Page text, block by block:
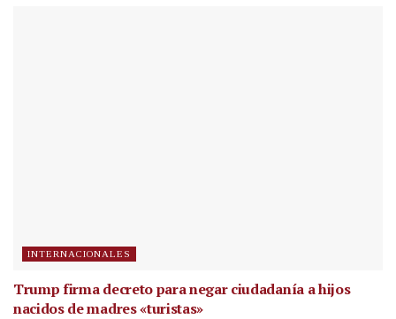
INTERNACIONALES
Trump firma decreto para negar ciudadanía a hijos
nacidos de madres «turistas»